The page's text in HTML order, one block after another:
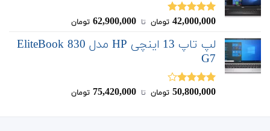
نمره5.00
42,000,000 تومان ‌ تا ‌ 62,900,000 تومان
لپ تاپ 13 اینچی HP مدل EliteBook 830
G7
نمره
50,800,000 تومان ‌ تا ‌ 75,420,000 تومان